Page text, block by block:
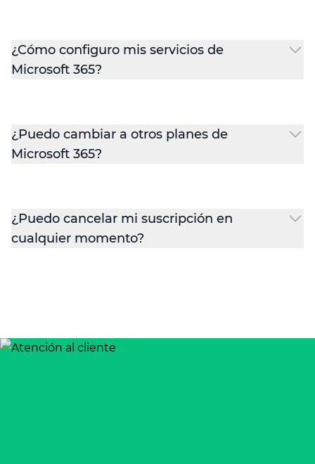
¿Cómo configuro mis servicios de
Microsoft 365?
¿Puedo cambiar a otros planes de
Microsoft 365?
¿Puedo cancelar mi suscripción en
cualquier momento?